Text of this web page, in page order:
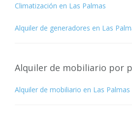
Climatización en Las Palmas
Alquiler de generadores en Las
Alquiler de mobiliario por
Alquiler de mobiliario en Las Palmas